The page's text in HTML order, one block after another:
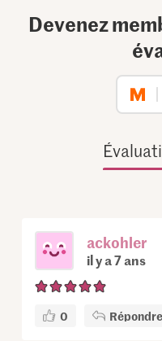
Devenez
ackohler
il y a 7 ans
0 Répondre